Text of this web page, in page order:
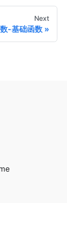
Next
-基础函数